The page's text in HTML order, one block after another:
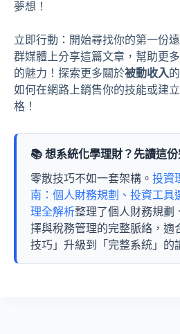
夢想！
立即行動：開始尋找你的第一份
群媒體上分享這篇文章，幫助更
的魅力！探索更多關於被動收入
如何在網路上銷售你的技能或建
格！
📚 想系統化學理財？先讀這
零散技巧不如一套架構。 投資
南：個人財務規劃、投資工具
理全解析整理了個人財務規劃
擇與稅務管理的完整脈絡，適
技巧」升級到「完整系統」的